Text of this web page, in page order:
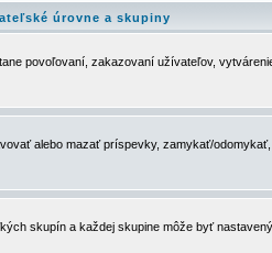
úrovne a skupiny
povoľovaní, zakazovaní užívateľov,
alebo mazať príspevky, zamykať/
skupín a každej skupine môže byť